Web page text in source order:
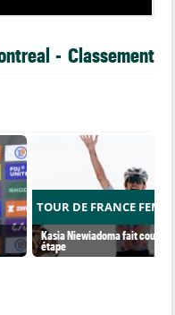
- Classement
TOUR DE FRANCE
Kasia Niewiadoma fait coup
étape